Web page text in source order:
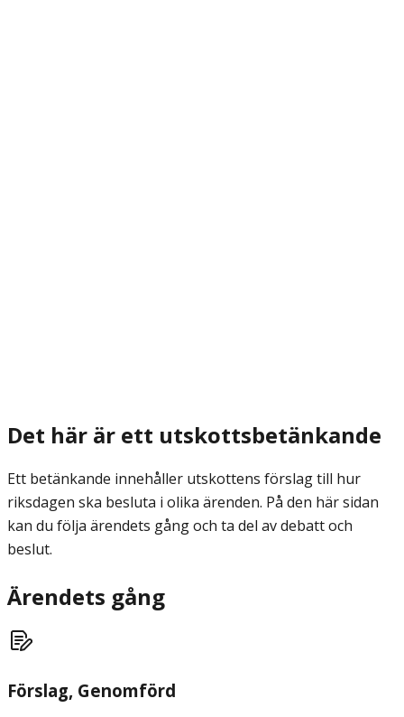
Det här är ett utskottsbetänkande
Ett betänkande innehåller utskottens förslag till hur
riksdagen ska besluta i olika ärenden. På den här sidan
kan du följa ärendets gång och ta del av debatt och
beslut.
Ärendets gång
Förslag, Genomförd